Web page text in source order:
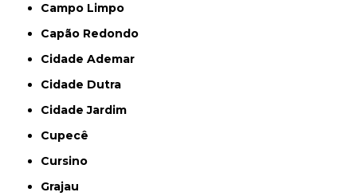
Campo Limpo
Capão Redondo
Cidade Ademar
Cidade Dutra
Cidade Jardim
Cupecê
Cursino
Grajau